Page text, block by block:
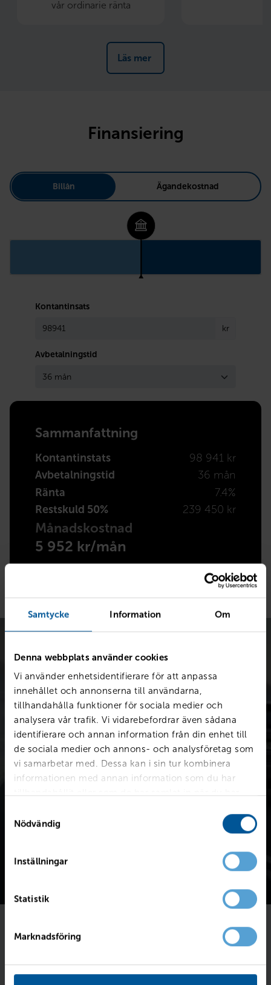
Samtycke Information Om
Denna webbplats använder cookies
Vi använder enhetsidentifierare för att anpassa
innehållet och annonserna till användarna,
tillhandahålla funktioner för sociala medier och
analysera vår trafik. Vi vidarebefordrar även sådana
identifierare och annan information från din enhet till
de sociala medier och annons- och analysföretag som
vi samarbetar med. Dessa kan i sin tur kombinera
informationen med annan information som du har
tillhandahållit eller som de har samlat in när du har
Nödvändig
Inställningar
Statistik
Marknadsföring
vår ordinarie ränta
Läs mer
Finansiering
Billån Ägandekostnad
Kontantinsats
kr
Avbetalningstid
Sammanfattning
Kontantinstats
98 941 kr
Avbetalningstid
36 mån
Ränta
7.4%
Restskuld 50%
239 450 kr
Månadskostnad
5 952 kr/mån
Värdera bilen kostnadsfritt
Snabb värdering för en första uppskattning av vad din bil är
värd.
Värdera din bil
Föll bilen dig i smaken?
Fyll i dina kontaktuppgifter så skriver vi till dig